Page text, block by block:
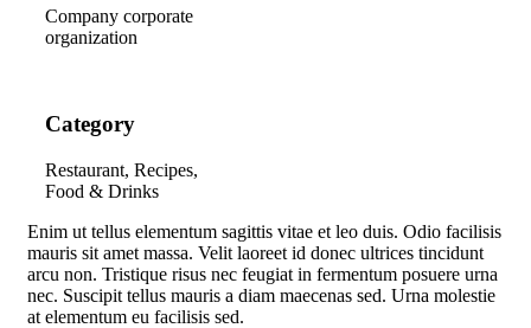
Company corporate
organization
Category
Restaurant, Recipes,
Food & Drinks
Enim ut tellus elementum sagittis vitae et leo duis. Odio facilisis
mauris sit amet massa. Velit laoreet id donec ultrices tincidunt
arcu non. Tristique risus nec feugiat in fermentum posuere urna
nec. Suscipit tellus mauris a diam maecenas sed. Urna molestie
at elementum eu facilisis sed.